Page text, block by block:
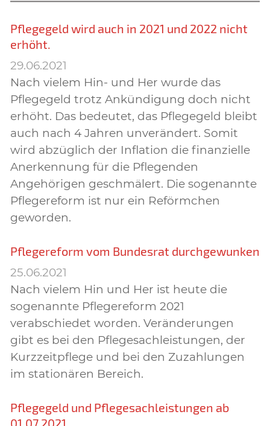
Pflegegeld wird auch in 2021 und 2022 nicht
erhöht.
29.06.2021
Nach vielem Hin- und Her wurde das
Pflegegeld trotz Ankündigung doch nicht
erhöht. Das bedeutet, das Pflegegeld bleibt
auch nach 4 Jahren unverändert. Somit
wird abzüglich der Inflation die finanzielle
Anerkennung für die Pflegenden
Angehörigen geschmälert. Die sogenannte
Pflegereform ist nur ein Reförmchen
geworden.
Pflegereform vom Bundesrat durchgewunken
25.06.2021
Nach vielem Hin und Her ist heute die
sogenannte Pflegereform 2021
verabschiedet worden. Veränderungen
gibt es bei den Pflegesachleistungen, der
Kurzzeitpflege und bei den Zuzahlungen
im stationären Bereich.
Pflegegeld und Pflegesachleistungen ab